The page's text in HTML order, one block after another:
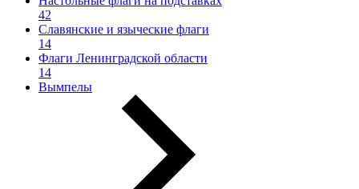
42
Славянские и языческие флаги
14
Флаги Ленинградской области
14
Вымпелы